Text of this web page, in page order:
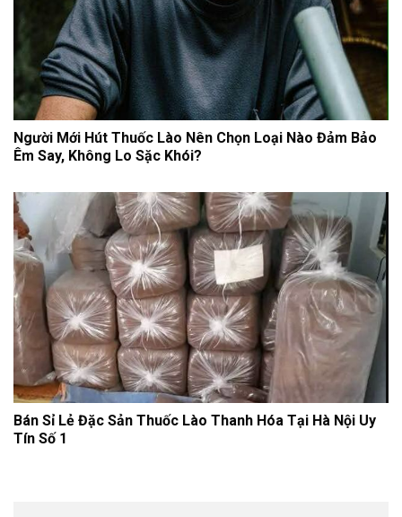
Người Mới Hút Thuốc Lào Nên Chọn Loại Nào Đảm Bảo
Êm Say, Không Lo Sặc Khói?
Bán Sỉ Lẻ Đặc Sản Thuốc Lào Thanh Hóa Tại Hà Nội Uy
Tín Số 1